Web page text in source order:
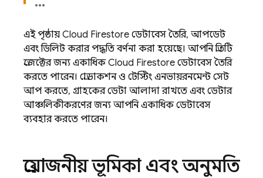
এই পৃষ্ঠায় Cloud Firestore ডেটাবেস তৈরি, আপডেট
এবং ডিলিট করার পদ্ধতি বর্ণনা করা হয়েছে। আপনি প্রতিটি
প্রজেক্টের জন্য একাধিকCloud Firestore ডেটাবেস তৈরি
করতে পারেন। প্রোডাকশন ও টেস্টিং এনভায়রনমেন্ট সেট
আপ করতে, গ্রাহকের ডেটা আলাদা রাখতে এবং ডেটার
আঞ্চলিকীকরণের জন্য আপনি একাধিক ডেটাবেস
ব্যবহার করতে পারেন।
প্রয়োজনীয় ভূমিকা এবং অনুমতি